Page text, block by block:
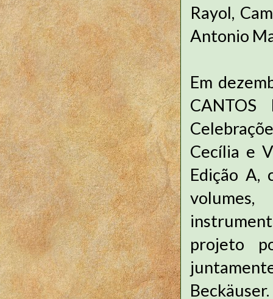
Rayol,
Antonio
Em
Cecília e
Edição A,
projeto